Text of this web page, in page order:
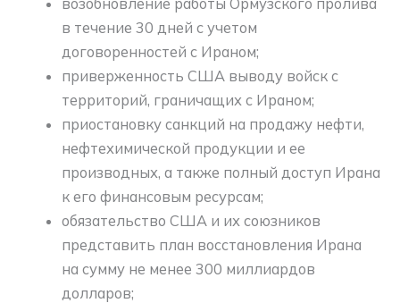
в течение 30 дней с учетом
договоренностей с Ираном;
приверженность США выводу войск с
территорий, граничащих с Ираном;
приостановку санкций на продажу нефти,
нефтехимической продукции и ее
производных, а также полный доступ Ирана
к его финансовым ресурсам;
обязательство США и их союзников
представить план восстановления Ирана
на сумму не менее 300 миллиардов
долларов;